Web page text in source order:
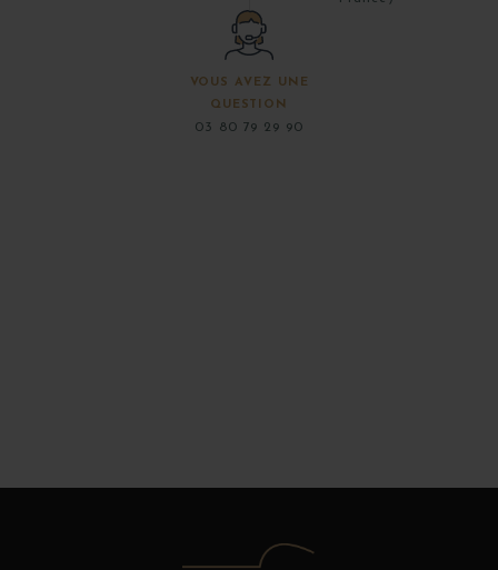
VOUS AVEZ UNE
QUESTION
03 80 79 29 90